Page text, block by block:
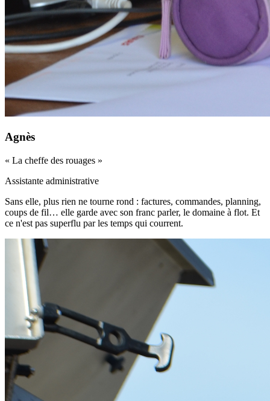
Agnès
« La cheffe des rouages »
Assistante administrative
Sans elle, plus rien ne tourne rond : factures, commandes, planning,
coups de fil… elle garde avec son franc parler, le domaine à flot. Et
ce n'est pas superflu par les temps qui courrent.